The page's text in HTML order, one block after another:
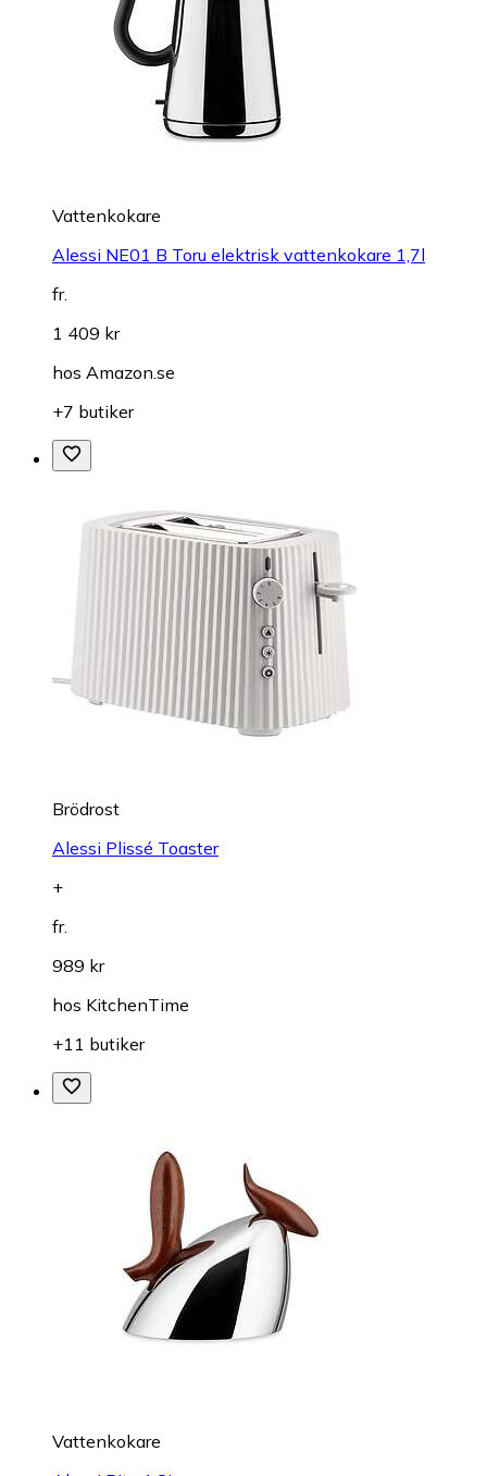
Vattenkokare
Alessi NE01 B Toru elektrisk vattenkokare 1,7l
fr.
1 409 kr
hos Amazon.se
+7 butiker
Brödrost
Alessi Plissé Toaster
+
fr.
989 kr
hos KitchenTime
+11 butiker
Vattenkokare